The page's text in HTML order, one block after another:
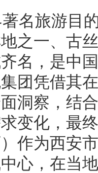
名旅游目
之一、古
名，是中
团凭借其
洞察，结
变化，最
作为西安
心，在当